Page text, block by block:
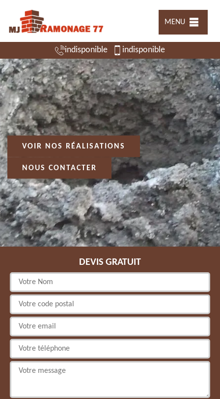
MENU
indisponible indisponible
VOIR NOS RÉALISATIONS
NOUS CONTACTER
DEVIS GRATUIT